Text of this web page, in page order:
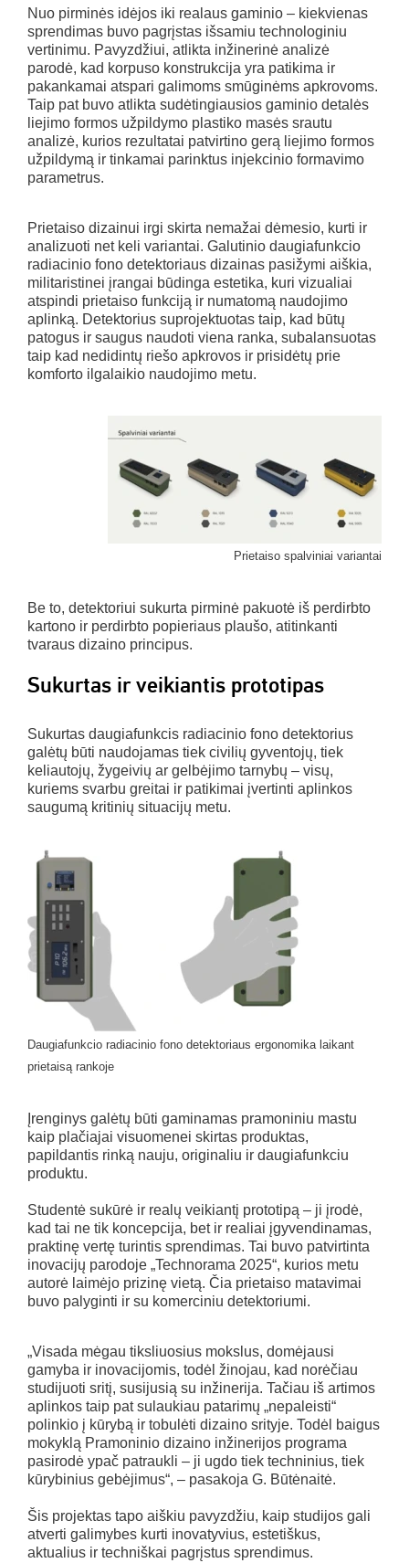
Nuo pirminės idėjos iki realaus gaminio – kiekvienas
sprendimas buvo pagrįstas išsamiu technologiniu
vertinimu. Pavyzdžiui, atlikta inžinerinė analizė
parodė, kad korpuso konstrukcija yra patikima ir
pakankamai atspari galimoms smūginėms apkrovoms.
Taip pat buvo atlikta sudėtingiausios gaminio detalės
liejimo formos užpildymo plastiko masės srautu
analizė, kurios rezultatai patvirtino gerą liejimo formos
užpildymą ir tinkamai parinktus injekcinio formavimo
parametrus.
Prietaiso dizainui irgi skirta nemažai dėmesio, kurti ir
analizuoti net keli variantai. Galutinio daugiafunkcio
radiacinio fono detektoriaus dizainas pasižymi aiškia,
militaristinei įrangai būdinga estetika, kuri vizualiai
atspindi prietaiso funkciją ir numatomą naudojimo
aplinką. Detektorius suprojektuotas taip, kad būtų
patogus ir saugus naudoti viena ranka, subalansuotas
taip kad nedidintų riešo apkrovos ir prisidėtų prie
komforto ilgalaikio naudojimo metu.
Prietaiso spalviniai variantai
Be to, detektoriui sukurta pirminė pakuotė iš perdirbto
kartono ir perdirbto popieriaus plaušo, atitinkanti
tvaraus dizaino principus.
Sukurtas ir veikiantis prototipas
Sukurtas daugiafunkcis radiacinio fono detektorius
galėtų būti naudojamas tiek civilių gyventojų, tiek
keliautojų, žygeivių ar gelbėjimo tarnybų – visų,
kuriems svarbu greitai ir patikimai įvertinti aplinkos
saugumą kritinių situacijų metu.
Daugiafunkcio radiacinio fono detektoriaus ergonomika laikant
prietaisą rankoje
Įrenginys galėtų būti gaminamas pramoniniu mastu
kaip plačiajai visuomenei skirtas produktas,
papildantis rinką nauju, originaliu ir daugiafunkciu
produktu.
Studentė sukūrė ir realų veikiantį prototipą – ji įrodė,
kad tai ne tik koncepcija, bet ir realiai įgyvendinamas,
praktinę vertę turintis sprendimas. Tai buvo patvirtinta
inovacijų parodoje „Technorama 2025“, kurios metu
autorė laimėjo prizinę vietą. Čia prietaiso matavimai
buvo palyginti ir su komerciniu detektoriumi.
„Visada mėgau tiksliuosius mokslus, domėjausi
gamyba ir inovacijomis, todėl žinojau, kad norėčiau
studijuoti sritį, susijusią su inžinerija. Tačiau iš artimos
aplinkos taip pat sulaukiau patarimų „nepaleisti“
polinkio į kūrybą ir tobulėti dizaino srityje. Todėl baigus
mokyklą Pramoninio dizaino inžinerijos programa
pasirodė ypač patraukli – ji ugdo tiek techninius, tiek
kūrybinius gebėjimus“, – pasakoja G. Būtėnaitė.
Šis projektas tapo aiškiu pavyzdžiu, kaip studijos gali
atverti galimybes kurti inovatyvius, estetiškus,
aktualius ir techniškai pagrįstus sprendimus.